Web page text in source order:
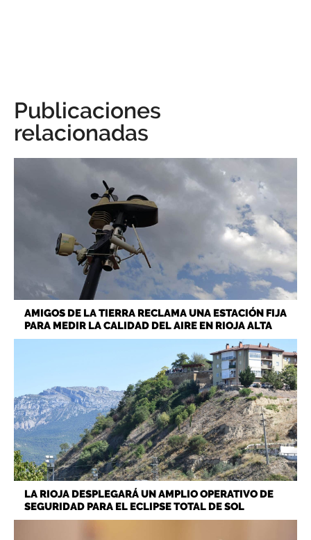
Publicaciones
relacionadas
AMIGOS DE LA TIERRA RECLAMA UNA ESTACIÓN FIJA
PARA MEDIR LA CALIDAD DEL AIRE EN RIOJA ALTA
LA RIOJA DESPLEGARÁ UN AMPLIO OPERATIVO DE
SEGURIDAD PARA EL ECLIPSE TOTAL DE SOL